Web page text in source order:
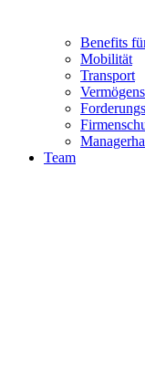
Benefits
Mobilität
Transport
Team